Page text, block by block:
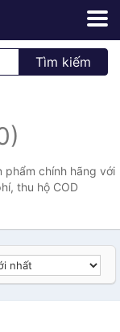
Tìm kiếm
phẩm chính hãng với
thu hộ COD